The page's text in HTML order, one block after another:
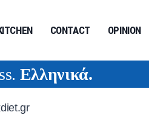
CONTACT OPINION
Ελληνικά.